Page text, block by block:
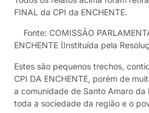
FINAL da CPI da ENCHENTE.
Fonte: COMISSÃO
ENCHENTE (Instituída pela
Estes são pequenos trechos,
CPI DA ENCHENTE, porém de
a comunidade de Santo Amaro
toda a sociedade da região e o